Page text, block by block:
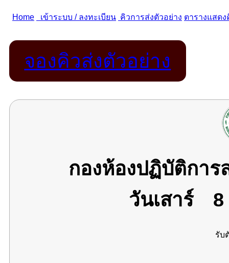
จองคิวส่งตัวอย่าง
กองห้องปฏิบัติกา
วันเสาร์
รับ